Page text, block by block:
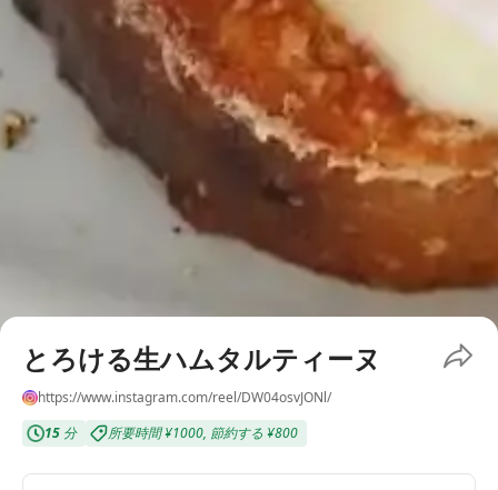
とろける生ハムタルティーヌ
https://www.instagram.com/reel/DW04osvJONl/
15 分 所要時間¥1000, 節約する ¥800